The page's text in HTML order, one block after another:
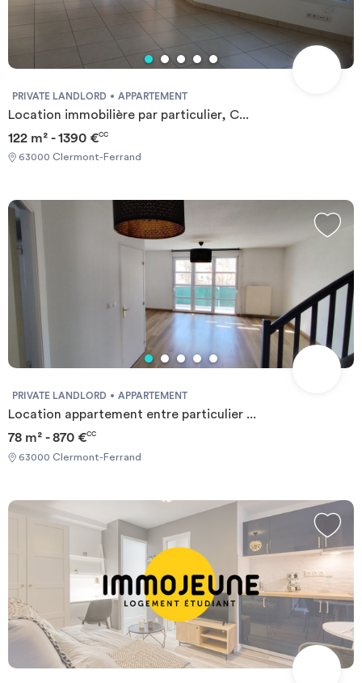
PRIVATE LANDLORD APPARTEMENT
Location immobilière par particulier, C...
122 m² - 1390 €CC
63000 Clermont-Ferrand
PRIVATE LANDLORD APPARTEMENT
Location appartement entre particulier ...
78 m² - 870 €CC
63000 Clermont-Ferrand